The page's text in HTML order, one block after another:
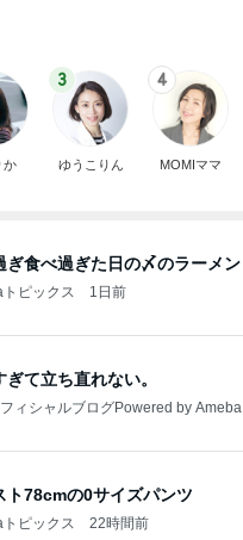
か
3
ゆうこりん
4
MOMIママ
ぎ食べ過ぎた日の〆のラーメン
ピックス 1日前
ぎて立ち直れない。
ィシャルブログPowered by Ameba
ト78cmの0サイズパンツ
ピックス 22時間前